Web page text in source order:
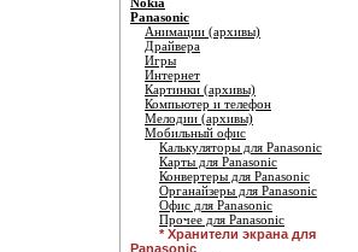
Panasonic
Анимации (архивы)
Драйвера
Игры
Интернет
Картинки (архивы)
Компьютер и телефон
Мелодии (архивы)
Мобильный офис
Калькуляторы для Panasonic
Карты для Panasonic
Конвертеры для Panasonic
Органайзеры для Panasonic
Офис для Panasonic
Прочее для Panasonic
* Хранители экрана для
Panasonic